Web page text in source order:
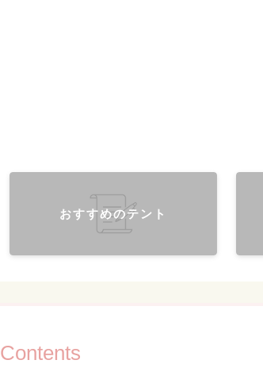
おすすめのテント
Contents